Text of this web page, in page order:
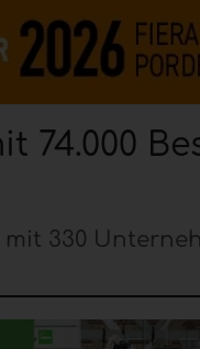
74.000
330